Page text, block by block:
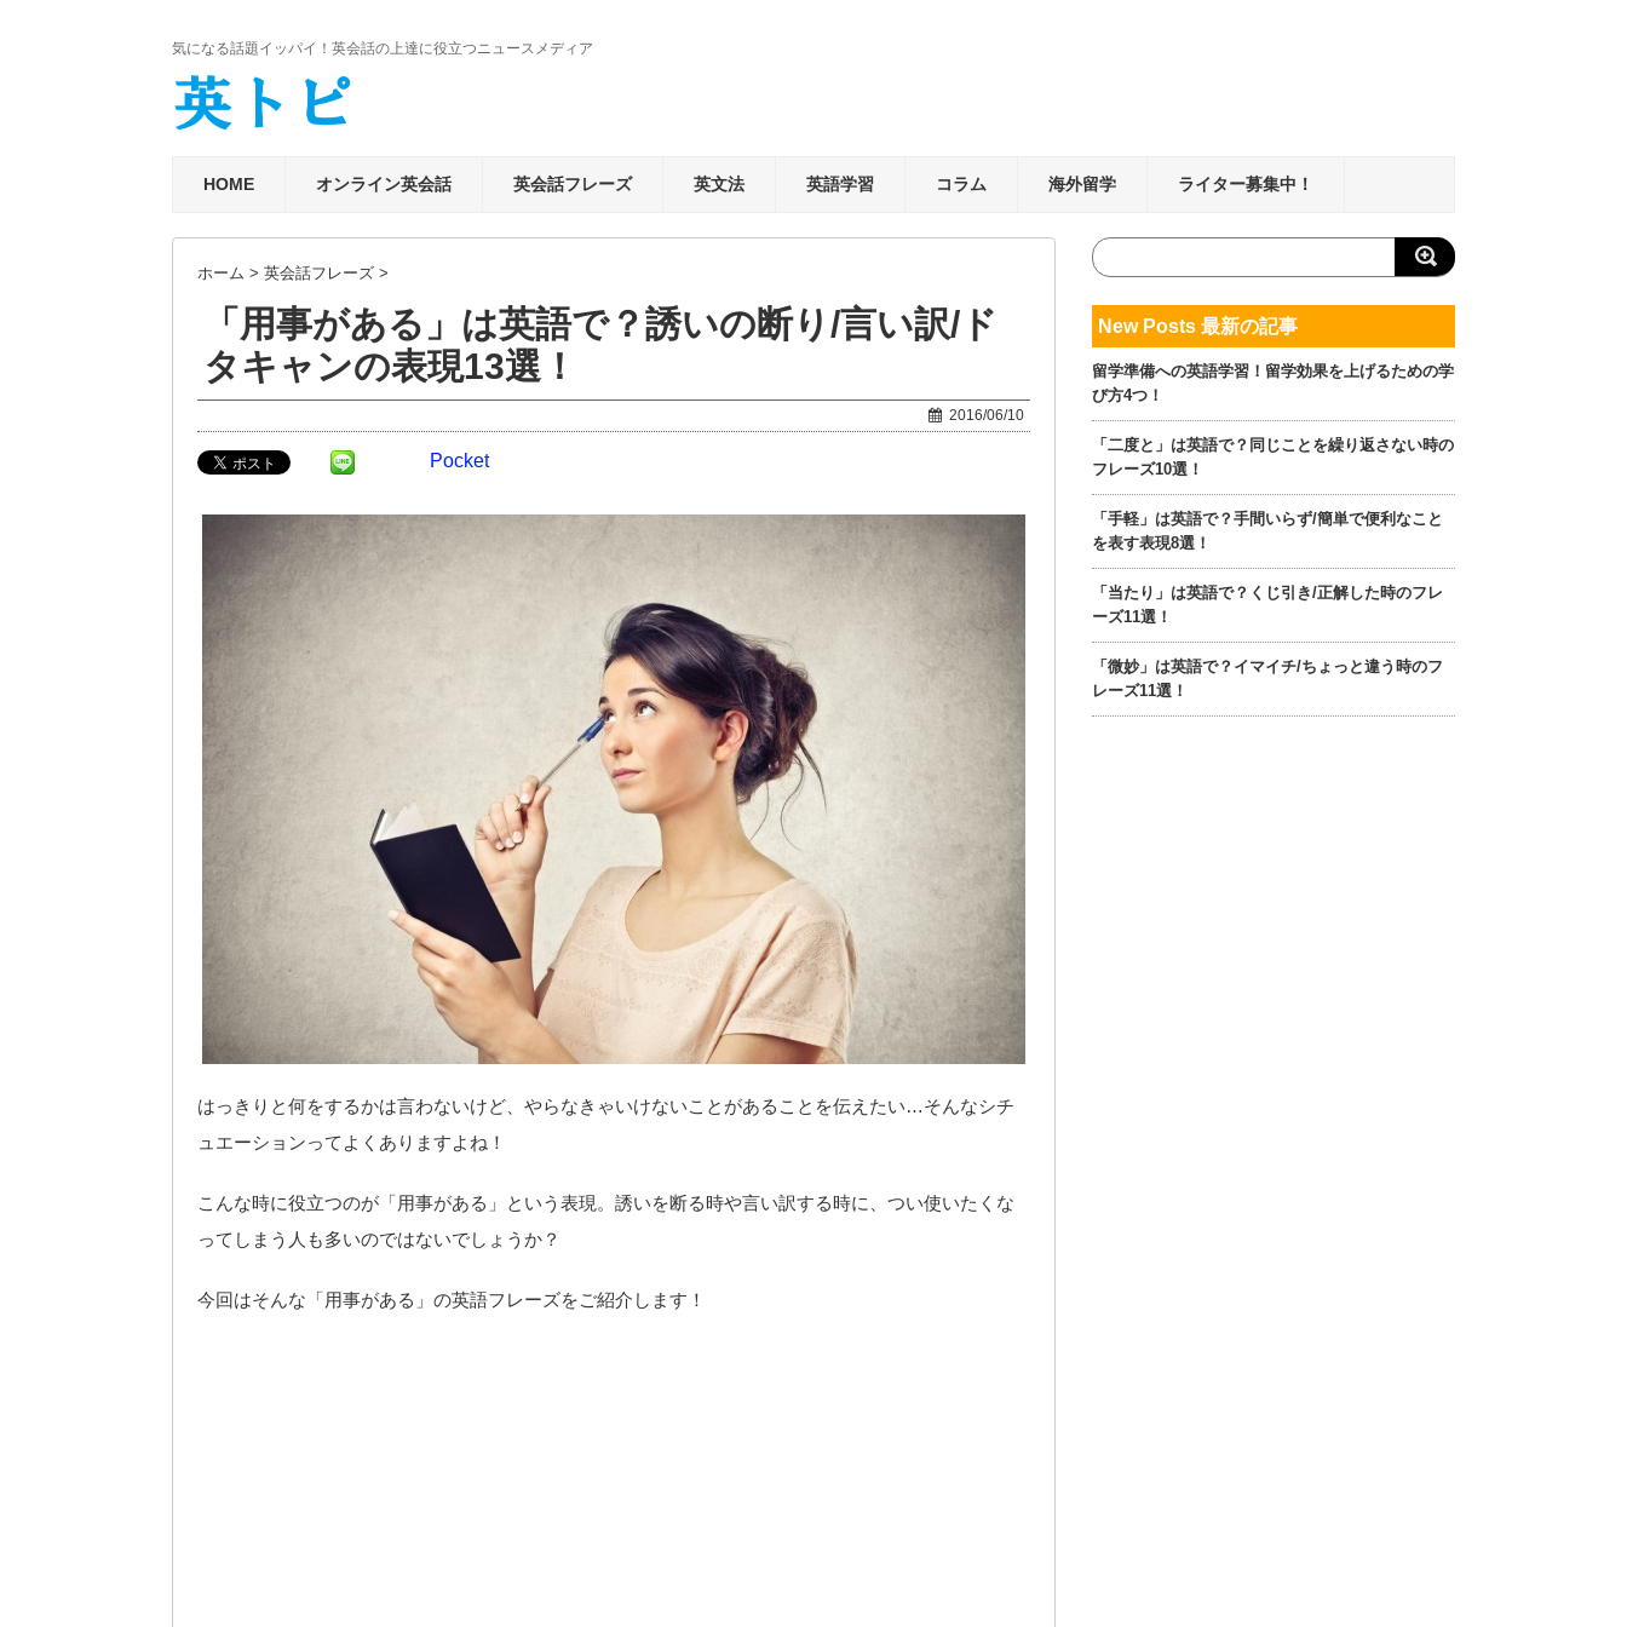
気になる話題イッパイ！英会話の上達に役立つニュースメディア
HOME オンライン英会話 英会話フレーズ 英文法 英語学習 コラム 海外留学 ライター募集中！
ホーム > 英会話フレーズ >
「用事がある」は英語で？誘いの断り/言い訳/ド
タキャンの表現13選！
2016/06/10
Pocket
はっきりと何をするかは言わないけど、やらなきゃいけないことがあることを伝えたい…そんなシチ
ュエーションってよくありますよね！
こんな時に役立つのが「用事がある」という表現。誘いを断る時や言い訳する時に、つい使いたくな
ってしまう人も多いのではないでしょうか？
今回はそんな「用事がある」の英語フレーズをご紹介します！
New Posts 最新の記事
留学準備への英語学習！留学効果を上げるための学
び方4つ！
「二度と」は英語で？同じことを繰り返さない時の
フレーズ10選！
「手軽」は英語で？手間いらず/簡単で便利なこと
を表す表現8選！
「当たり」は英語で？くじ引き/正解した時のフレ
ーズ11選！
「微妙」は英語で？イマイチ/ちょっと違う時のフ
レーズ11選！